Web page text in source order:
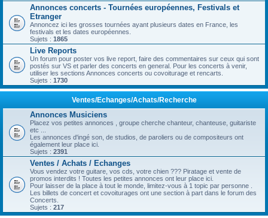
Annonces concerts - Tournées européennes, Festivals et
Etranger
Annoncez ici les grosses tournées ayant plusieurs dates en France, les
festivals et les dates européennes.
Sujets : 1865
Live Reports
Un forum pour poster vos live report, faire des commentaires sur ceux qui sont
postés sur VS et parler des concerts en general. Pour les concerts à venir,
utiliser les sections Annonces concerts ou covoiturage et rencarts.
Sujets : 1730
Ventes/Echanges/Achats/Recherche
Annonces Musiciens
Placez vos petites annonces , groupe cherche chanteur, chanteuse, guitariste
etc ...
Les annonces d'ingé son, de studios, de paroliers ou de compositeurs ont
également leur place ici.
Sujets : 2391
Ventes / Achats / Echanges
Vous vendez votre guitare, vos cds, votre chien ??? Piratage et vente de
promos interdits ! Toutes les petites annonces ont leur place ici.
Pour laisser de la place à tout le monde, limitez-vous à 1 topic par personne .
Les billets de concert et covoiturages ont une section à part dans le forum des
Concerts.
Sujets : 217